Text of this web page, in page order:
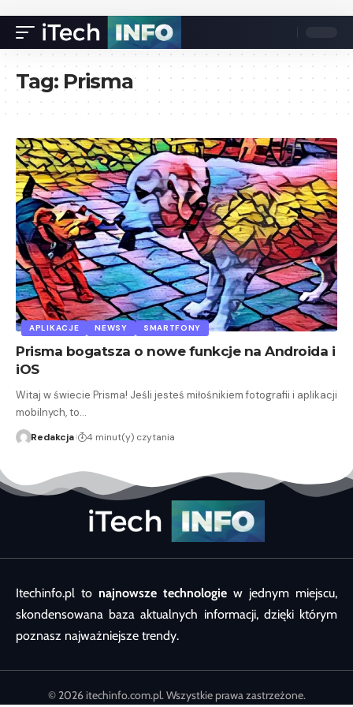
Tag: Prisma
APLIKACJE NEWSY SMARTFONY
Prisma bogatsza o nowe funkcje na Androida i
iOS
Witaj w świecie Prisma! Jeśli jesteś miłośnikiem fotografii i aplikacji
mobilnych, to…
Redakcja 4 minut(y) czytania
Itechinfo.pl to najnowsze technologie w jednym miejscu,
skondensowana baza aktualnych informacji, dzięki którym
poznasz najważniejsze trendy.
© 2026 itechinfo.com.pl. Wszystkie prawa zastrzeżone.